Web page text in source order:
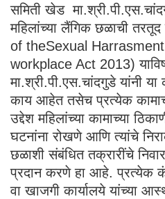
समिती खेड
महिलांच्या लैंगिक छळाची
of theSexual
workplace Act 2013)
मा.श्री.पी.एस.चांदगुडे यांनी
काय आहेत तसेच प्रत्येक
उद्देश महिलांच्या कामाच्या
घटनांना रोखणे आणि त्यांचे
छळाशी संबंधित तक्रारींचे
प्रदान करणे हा आहे. प्रत्येक
वा खाजगी कार्यालये यांच्या